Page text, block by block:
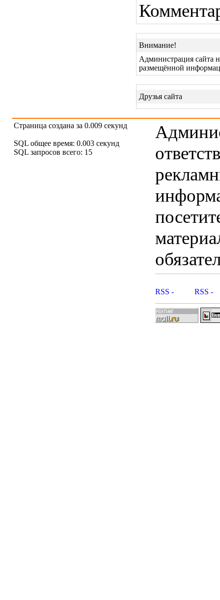
Внимание!
Администрация сайта
размещённой
Друзья сайта
Страница создана за 0.009 секунд
SQL общее время: 0.003 секунд
SQL запросов всего: 15